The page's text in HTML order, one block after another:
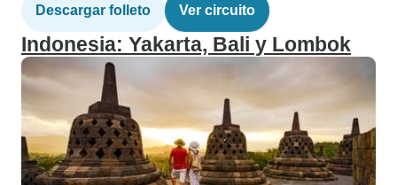
Descargar folleto Ver circuito
Indonesia: Yakarta, Bali y Lombok